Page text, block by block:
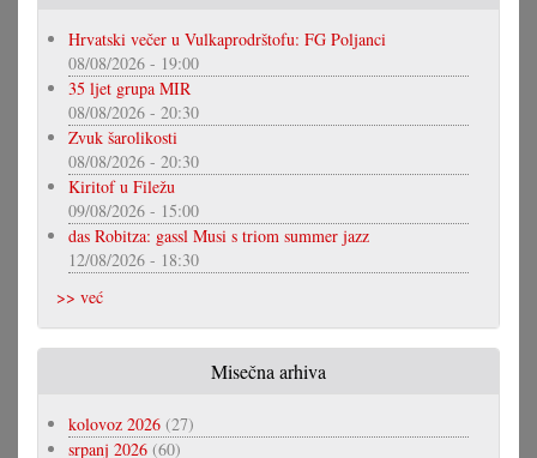
Hrvatski večer u Vulkaprodrštofu: FG Poljanci
08/08/2026 - 19:00
35 ljet grupa MIR
08/08/2026 - 20:30
Zvuk šarolikosti
08/08/2026 - 20:30
Kiritof u Filežu
09/08/2026 - 15:00
das Robitza: gassl Musi s triom summer jazz
12/08/2026 - 18:30
>> već
Misečna arhiva
kolovoz 2026 (27)
srpanj 2026 (60)